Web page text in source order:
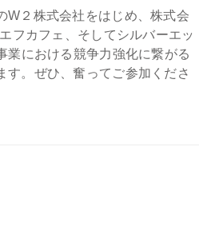
W２株式会社をはじめ、株式会
フカフェ、そしてシルバーエッ
業における競争力強化に繋がる
す。ぜひ、奮ってご参加くださ